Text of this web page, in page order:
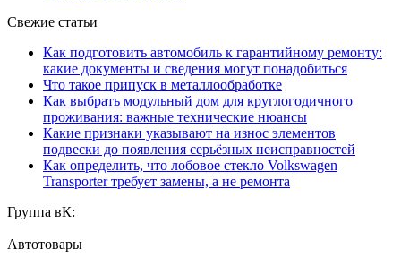
Свежие статьи
Как подготовить автомобиль к гарантийному ремонту:
какие документы и сведения могут понадобиться
Что такое припуск в металлообработке
Как выбрать модульный дом для круглогодичного
проживания: важные технические нюансы
Какие признаки указывают на износ элементов
подвески до появления серьёзных неисправностей
Как определить, что лобовое стекло Volkswagen
Transporter требует замены, а не ремонта
Группа вК:
Автотовары